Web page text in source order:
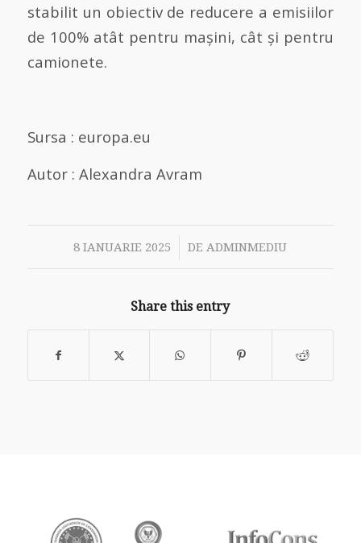
stabilit un obiectiv de reducere a emisiilor
de 100% atât pentru mașini, cât și pentru
camionete.
Sursa : europa.eu
Autor : Alexandra Avram
8 IANUARIE 2025
/ DEADMINMEDIU
Share this entry